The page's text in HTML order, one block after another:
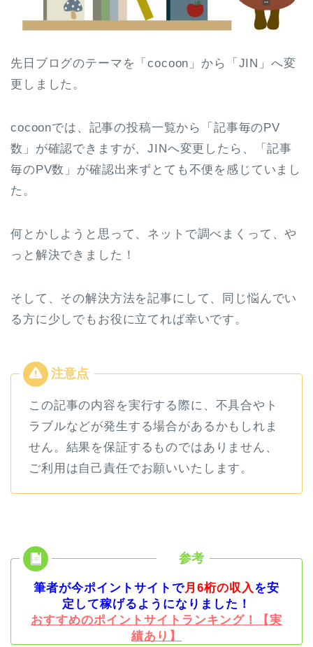
先日ブログのテーマを「cocoon」から「JIN」へ変
更しました。
cocoonでは、記事の投稿一覧から「記事毎のPV
数」が確認できますが、JINへ変更したら、「記事
毎のPV数」が確認出来ずとても不便を感じていまし
た。
何とかしようと思って、ネットで調べまくって、や
っと解決できました！
そして、その解決方法を記事にして、同じ悩んでい
る方に少しでもお役に立てれば幸いです。
この記事の内容を実行する際に、不具合やト
ラブルなどが発生する場合があるかもしれま
せん。結果を保証するものではありません、
ご利用は自己責任でお願いいたします。
筆者が今ポイントサイトで月6桁の収入 を安
定して稼げるようになりました！
おすすめのポイントサイトランキング！【実
績あり】